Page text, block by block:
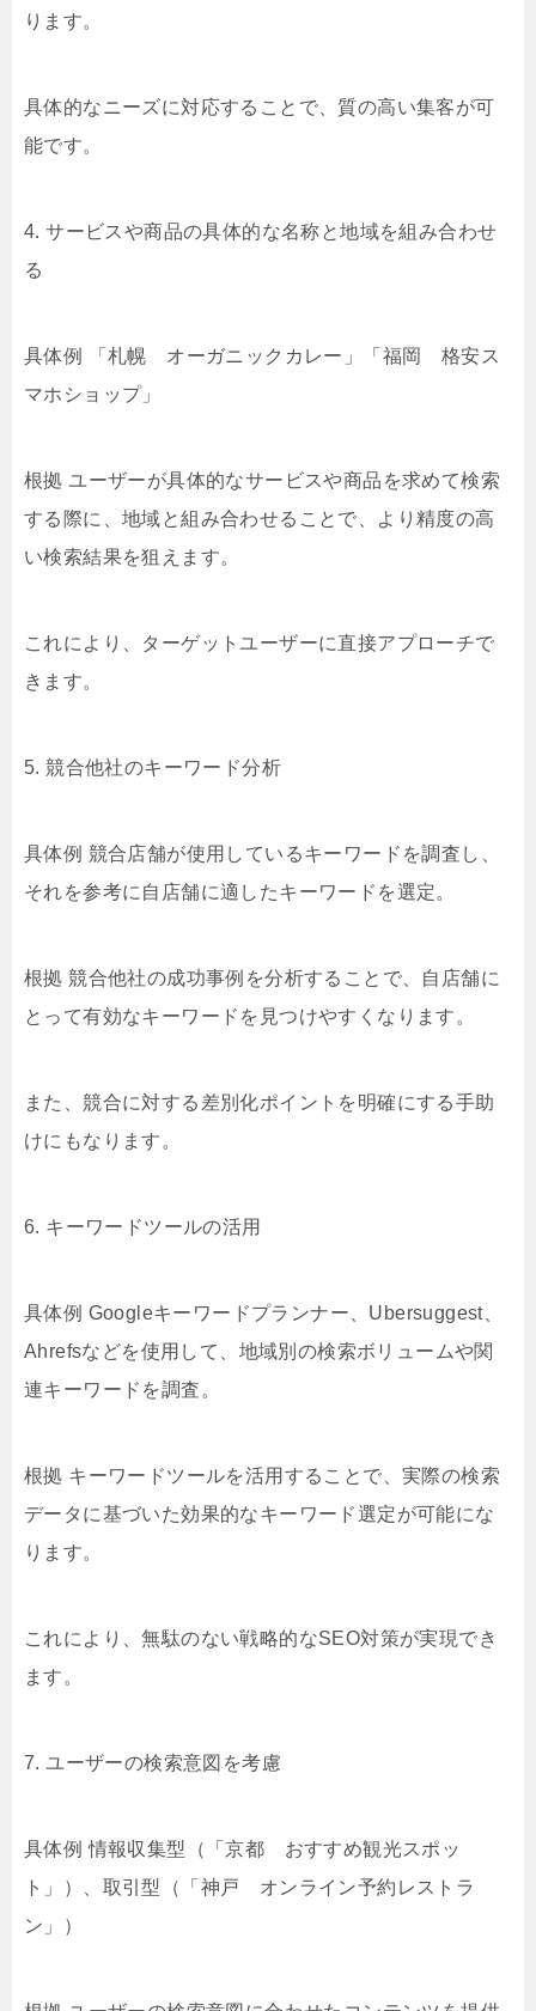
ります。
具体的なニーズに対応することで、質の高い集客が可
能です。
4. サービスや商品の具体的な名称と地域を組み合わせ
る
具体例 「札幌 オーガニックカレー」「福岡 格安ス
マホショップ」
根拠 ユーザーが具体的なサービスや商品を求めて検索
する際に、地域と組み合わせることで、より精度の高
い検索結果を狙えます。
これにより、ターゲットユーザーに直接アプローチで
きます。
5. 競合他社のキーワード分析
具体例 競合店舗が使用しているキーワードを調査し、
それを参考に自店舗に適したキーワードを選定。
根拠 競合他社の成功事例を分析することで、自店舗に
とって有効なキーワードを見つけやすくなります。
また、競合に対する差別化ポイントを明確にする手助
けにもなります。
6. キーワードツールの活用
具体例 Googleキーワードプランナー、Ubersuggest、
Ahrefsなどを使用して、地域別の検索ボリュームや関
連キーワードを調査。
根拠 キーワードツールを活用することで、実際の検索
データに基づいた効果的なキーワード選定が可能にな
ります。
これにより、無駄のない戦略的なSEO対策が実現でき
ます。
7. ユーザーの検索意図を考慮
具体例 情報収集型（「京都 おすすめ観光スポッ
ト」）、取引型（「神戸 オンライン予約レストラ
ン」）